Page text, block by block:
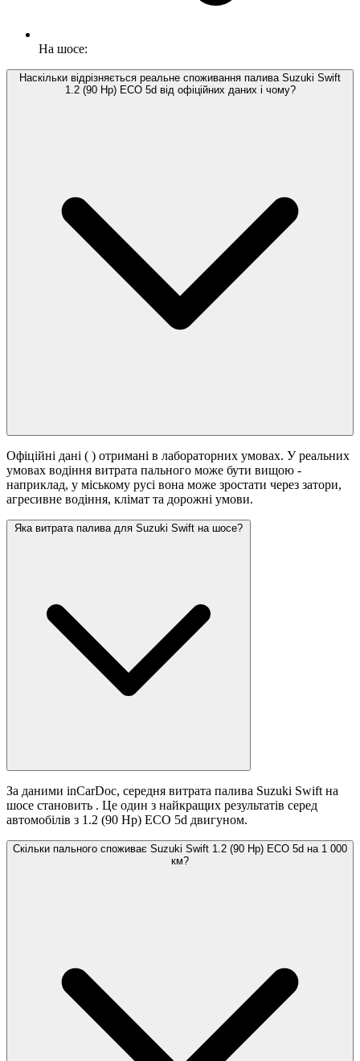
На шосе:
Наскільки відрізняється реальне споживання палива Suzuki Swift
1.2 (90 Hp) ECO 5d від офіційних даних і чому?
Офіційні дані ( ) отримані в лабораторних умовах. У реальних
умовах водіння витрата пального може бути вищою -
наприклад, у міському русі вона може зростати через затори,
агресивне водіння, клімат та дорожні умови.
Яка витрата палива для Suzuki Swift на шосе?
За даними inCarDoc, середня витрата палива Suzuki Swift на
шосе становить . Це один з найкращих результатів серед
автомобілів з 1.2 (90 Hp) ECO 5d двигуном.
Скільки пального споживає Suzuki Swift 1.2 (90 Hp) ECO 5d на 1 000
км?